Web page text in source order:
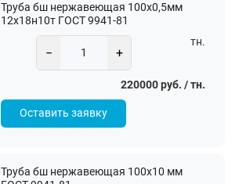
Труба бш нержавеющая 100х0,5мм
12х18н10т ГОСТ 9941-81
− +
тн.
220000 руб. / тн.
Оставить заявку
Труба бш нержавеющая 100х10 мм